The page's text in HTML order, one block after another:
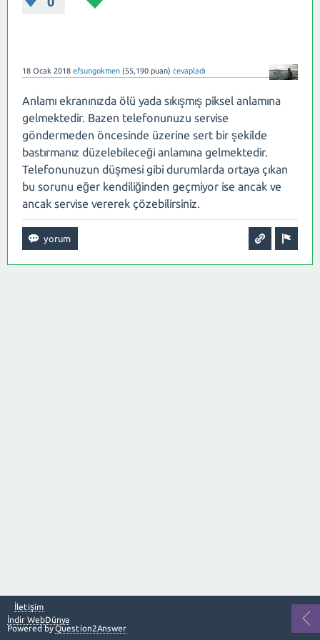
18 Ocak 2018 efsungokmen (55,190 puan) cevapladı
Anlamı ekranınızda ölü yada sıkışmış piksel anlamına
gelmektedir. Bazen telefonunuzu servise
göndermeden öncesinde üzerine sert bir şekilde
bastırmanız düzelebileceği anlamına gelmektedir.
Telefonunuzun düşmesi gibi durumlarda ortaya çıkan
bu sorunu eğer kendiliğinden geçmiyor ise ancak ve
ancak servise vererek çözebilirsiniz.
İletişim
İndir WebDünya
Powered byQuestion2Answer